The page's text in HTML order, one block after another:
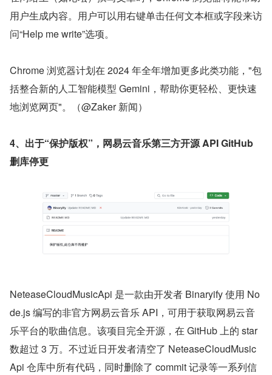
用户生成内容。用户可以用右键单击任何文本框或字段来访
问“Help me write”选项。
Chrome 浏览器计划在 2024 年全年增加更多此类功能，"包
括整合新的人工智能模型 Gemini，帮助你更轻松、更快速
地浏览网页"。（@Zaker 新闻）
4、出于“保护版权”，网易云音乐第三方开源 API GitHub
删库停更
NeteaseCloudMusicApi 是一款由开发者 Binaryify 使用 No
de.js 编写的非官方网易云音乐 API，可用于获取网易云音
乐平台的歌曲信息。该项目完全开源，在 GitHub 上的 star
数超过 3 万。不过近日开发者清空了 NeteaseCloudMusic
Api 仓库中所有代码，同时删除了 commit 记录等一系列信